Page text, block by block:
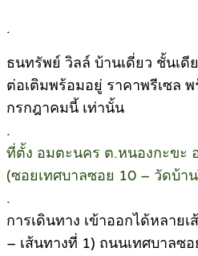
.
ธนทรัพย์ วิลล์ บ้านเดี่ยว ชั้นเดี
ต่อเติมพร้อมอยู่ ราคาพรีเซล
กรกฎาคมนี้ เท่านั้น
.
ที่ตั้ง อมตะนคร ต.หนองกะขะ
(ซอยเทศบาลซอย 10 – วัดบ้า
.
การเดินทาง เข้าออกได้หลายเ
– เส้นทางที่ 1) ถนนเทศบาลซ